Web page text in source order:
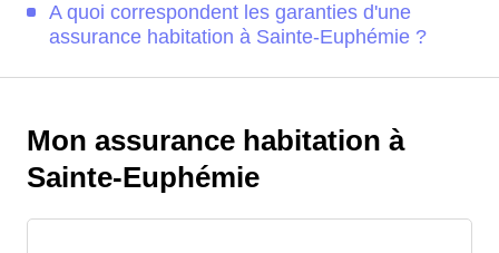
A quoi correspondent les garanties d'une
assurance habitation à Sainte-Euphémie ?
Mon assurance habitation à
Sainte-Euphémie